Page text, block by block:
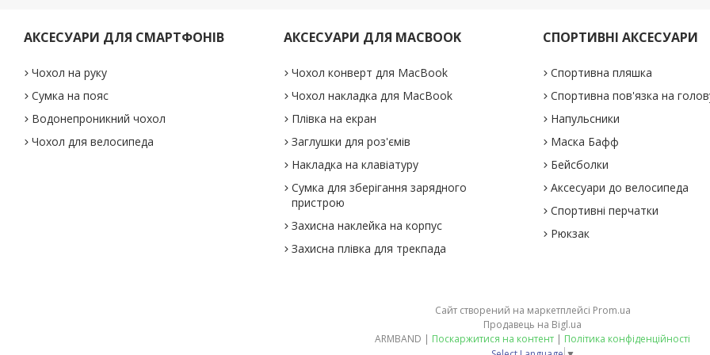
АКСЕСУАРИ ДЛЯ СМАРТФОНІВ
Чохол на руку
Сумка на пояс
Водонепроникний чохол
Чохол для велосипеда
АКСЕСУАРИ ДЛЯ MACBOOK
Чохол конверт для MacBook
Чохол накладка для MacBook
Плівка на екран
Заглушки для роз'ємів
Накладка на клавіатуру
Сумка для зберігання зарядного
пристрою
Захисна наклейка на корпус
Захисна плівка для трекпада
СПОРТИВНІ АКСЕСУАРИ
Спортивна пляшка
Спортивна пов'язка на
Напульсники
Маска Бафф
Бейсболки
Аксесуари до велосипеда
Спортивні перчатки
Рюкзак
Сайт створений на маркетплейсі Prom.ua
Продавець на Bigl.ua
ARMBAND | Поскаржитися на контент | Політика конфіденційності